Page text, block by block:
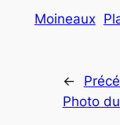
Moineaux
←
Photo